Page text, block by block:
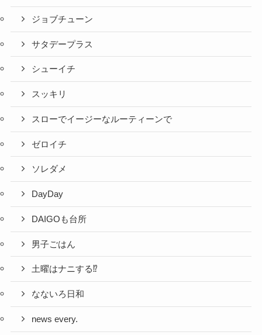
ジョブチューン
サタデープラス
シューイチ
スッキリ
スローでイージーなルーティーンで
ゼロイチ
ソレダメ
DayDay
DAIGOも台所
男子ごはん
土曜はナニする⁉
なないろ日和
news every.